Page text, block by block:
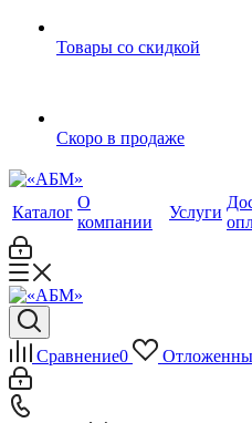
Товары со скидкой
Скоро в продаже
Каталог
О
компании
Услуги
Сравнение0